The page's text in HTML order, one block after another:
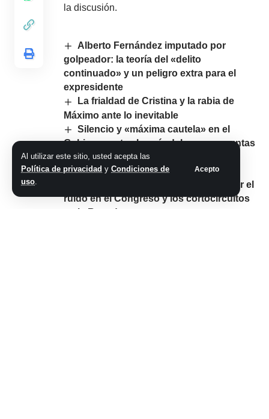
Al utilizar este sitio, usted acepta las
Política de privacidad y Condiciones de
uso.
Acepto
la discusión.
Alberto Fernández imputado por
golpeador: la teoría del «delito
continuado» y un peligro extra para el
expresidente
La frialdad de Cristina y la rabia de
Máximo ante lo inevitable
Silencio y «máxima cautela» en el
Gobierno ante el escándalo por presuntas
coimas en la empresa de carbón del
Estado
Karina Milei baja línea y busca frenar el
ruido en el Congreso y los cortocircuitos
en la Rosada